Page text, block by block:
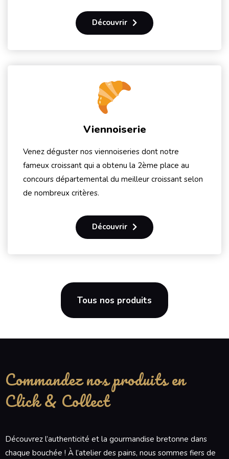
Découvrir
Viennoiserie
Venez déguster nos viennoiseries dont notre
fameux croissant qui a obtenu la 2ème place au
concours départemental du meilleur croissant selon
de nombreux critères.
Découvrir
Tous nos produits
Commandez nos produits en
Click & Collect
Découvrez l’authenticité et la gourmandise bretonne dans
chaque bouchée ! À l’atelier des pains, nous sommes fiers de